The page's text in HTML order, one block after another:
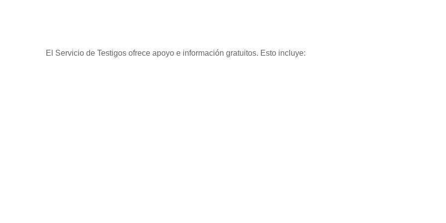
El Servicio de Testigos ofrece apoyo e información gratuitos. Esto incluye: